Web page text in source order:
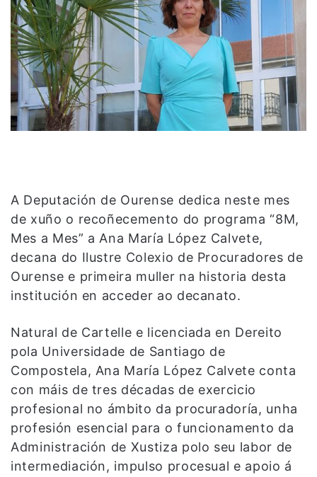
A Deputación de Ourense dedica neste mes
de xuño o recoñecemento do programa “8M,
Mes a Mes” a Ana María López Calvete,
decana do Ilustre Colexio de Procuradores de
Ourense e primeira muller na historia desta
institución en acceder ao decanato.
Natural de Cartelle e licenciada en Dereito
pola Universidade de Santiago de
Compostela, Ana María López Calvete conta
con máis de tres décadas de exercicio
profesional no ámbito da procuradoría, unha
profesión esencial para o funcionamento da
Administración de Xustiza polo seu labor de
intermediación, impulso procesual e apoio á